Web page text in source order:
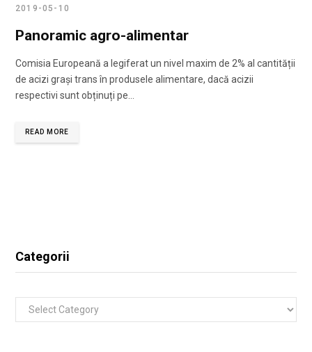
2019-05-10
Panoramic agro-alimentar
Comisia Europeană a legiferat un nivel maxim de 2% al cantității
de acizi grași trans în produsele alimentare, dacă acizii
respectivi sunt obținuți pe…
READ MORE
Categorii
Categorii